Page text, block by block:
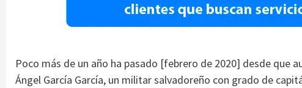
Poco más de un año ha pasado [febrero de 2020] desde que
Ángel García García, un militar salvadoreño con grado de